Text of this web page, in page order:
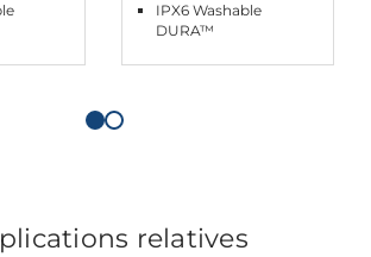
IPX6 Washable
DURA™
relatives